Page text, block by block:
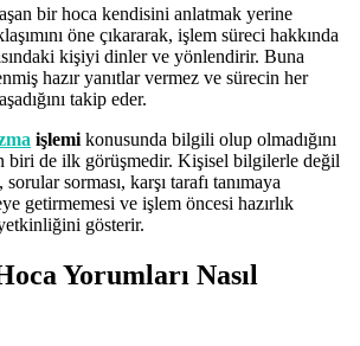
bir hoca kendisini anlatmak yerine
öne çıkararak, işlem süreci hakkında
kişiyi dinler ve yönlendirir. Buna
hazır yanıtlar vermez ve sürecin her
takip eder.
işlemi konusunda bilgili olup olmadığını
biri de ilk görüşmedir. Kişisel bilgilerle değil
sorması, karşı tarafı tanımaya
getirmemesi ve işlem öncesi hazırlık
gösterir.
Yorumları Nasıl